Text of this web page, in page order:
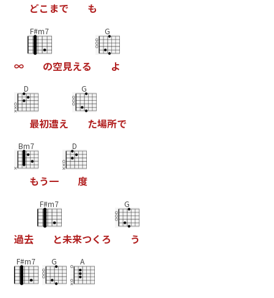
どこ まで も
∞
F#m7
の空見える
G
よ
D
最初遭え
G
た場所で
Bm7
もう一
D
度
過去
F#m7
と未来つく ろ
G
う
F#m7 G A